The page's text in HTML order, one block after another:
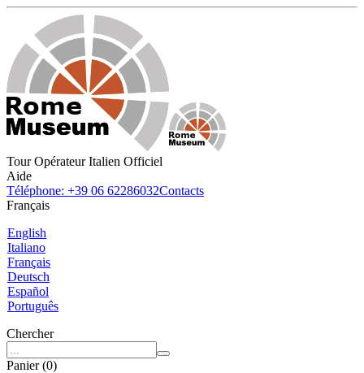
Tour Opérateur Italien Officiel
Aide
Téléphone: +39 06 62286032Contacts
Français
English
Italiano
Français
Deutsch
Español
Português
Chercher
Panier (0)